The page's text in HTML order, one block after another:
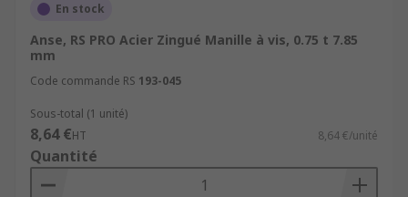
En stock
Anse, RS PRO Acier Zingué Manille à vis, 0.75 t 7.85
mm
Code commande RS 193-045
Sous-total (1 unité)
8,64 €HT 8,64 €/unité
Quantité